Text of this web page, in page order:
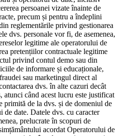
persoanei vizate înainte de
precum și pentru a îndeplini
reglementările privind gestionarea
dvs. personale vor fi, de asemenea,
legitime ale operatorului de
pretențiilor contractuale legitime
privind contul demo sau din
de informare și educaționale,
sau marketingul direct al
dvs. în alte cazuri decât
atunci când acest lucru este justificat
primită de la dvs. și de domeniul de
de date. Datele dvs. cu caracter
prelucrate în scopuri de
acordat Operatorului de